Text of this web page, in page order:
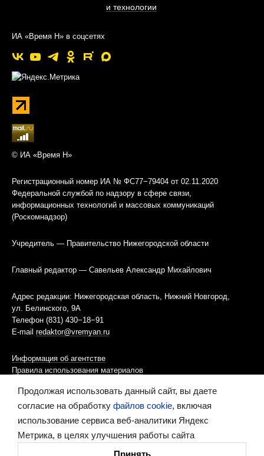
и технологии
ИА «Время Н» в соцсетях
© ИА «Время Н»
Регистрационный номер ИА № ФС77−79404 от 02.11.2020
Федеральной службой по надзору в сфере связи,
информационных технологий и массовых коммуникаций
(Роскомнадзор)
Учредитель — Правительство Нижегородской области
Главный редактор — Савельев Александр Михайлович
Адрес редакции: Нижегородская область, Нижний Новгород,
ул. Белинского, 9А
Телефон (831) 430−18−91
E-mail redaktor@vremyan.ru
Информация об агентстве
Правила использования материалов
Информационная политика использования «cookies»-файлов
Ресурс содержит материалы 16+
Продолжая использовать данный сайт, вы даете
согласие на обработку файлов cookie, включая
использование сервиса веб-аналитики Яндекс
Метрика, в целях улучшения работы сайта
Принять